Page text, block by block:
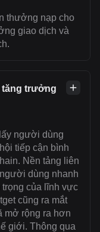
thưởng nạp cho
giao dịch và
trưởng
người dùng
tiếp cận bình
Nền tảng liên
dùng nhanh
trọng của lĩnh vực
cũng ra mắt
mở rộng ra hơn
giới. Thông qua